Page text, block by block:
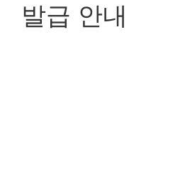
발급 안내